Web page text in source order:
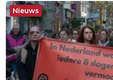
Nieuws